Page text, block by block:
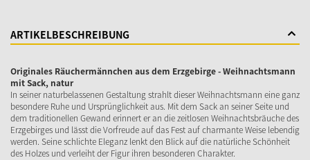
ARTIKELBESCHREIBUNG
Originales Räuchermännchen aus dem Erzgebirge - Weihnachtsmann
mit Sack, natur
In seiner naturbelassenen Gestaltung strahlt dieser Weihnachtsmann eine ganz
besondere Ruhe und Ursprünglichkeit aus. Mit dem Sack an seiner Seite und
dem traditionellen Gewand erinnert er an die zeitlosen Weihnachtsbräuche des
Erzgebirges und lässt die Vorfreude auf das Fest auf charmante Weise lebendig
werden. Seine schlichte Eleganz lenkt den Blick auf die natürliche Schönheit
des Holzes und verleiht der Figur ihren besonderen Charakter.